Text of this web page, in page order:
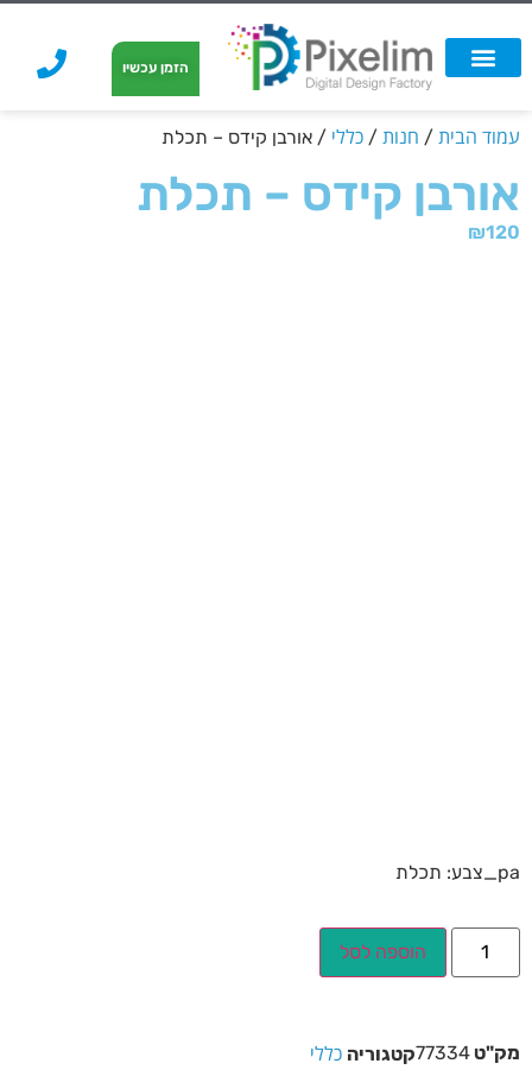
הזמן עכשיו
עמוד הבית / חנות / כללי / אורבן קידס – תכלת
אורבן קידס – תכלת
₪120
pa_צבע: תכלת
הוספה לסל
מק"ט 77334קטגוריה כללי